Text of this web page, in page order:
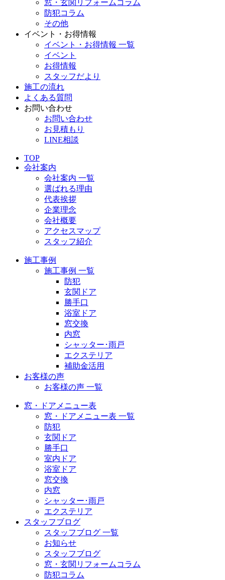
窓・玄関リフォームコラム
防犯コラム
その他
イベント・お得情報
イベント・お得情報 一覧
イベント
お得情報
スタッフだより
施工の流れ
よくある質問
お問い合わせ
お問い合わせ
お見積もり
LINE相談
TOP
会社案内
会社案内 一覧
選ばれる理由
代表挨拶
企業理念
会社概要
アクセスマップ
スタッフ紹介
施工事例
施工事例 一覧
防犯
玄関ドア
勝手口
浴室ドア
窓交換
内窓
シャッター･雨戸
エクステリア
補助金活用
お客様の声
お客様の声 一覧
窓・ドアメニュー表
窓・ドアメニュー表 一覧
防犯
玄関ドア
勝手口
室内ドア
浴室ドア
窓交換
内窓
シャッター･雨戸
エクステリア
スタッフブログ
スタッフブログ 一覧
お知らせ
スタッフブログ
窓・玄関リフォームコラム
防犯コラム